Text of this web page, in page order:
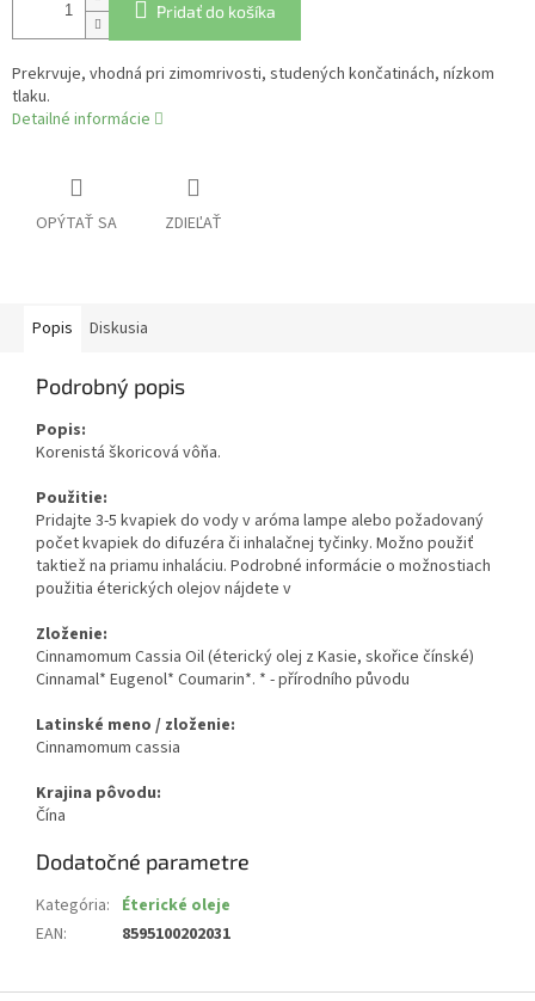
Pridať do košíka
Prekrvuje, vhodná pri zimomrivosti, studených končatinách, nízkom
tlaku.
Detailné informácie
OPÝTAŤ SA ZDIEĽAŤ
Popis Diskusia
Podrobný popis
Popis:
Korenistá škoricová vôňa.
Použitie:
Pridajte 3-5 kvapiek do vody v aróma lampe alebo požadovaný
počet kvapiek do difuzéra či inhalačnej tyčinky. Možno použiť
taktiež na priamu inhaláciu. Podrobné informácie o možnostiach
použitia éterických olejov nájdete v
Zloženie:
Cinnamomum Cassia Oil (éterický olej z Kasie, skořice čínské)
Cinnamal* Eugenol* Coumarin*. * - přírodního původu
Latinské meno / zloženie:
Cinnamomum cassia
Krajina pôvodu:
Čína
Dodatočné parametre
Kategória: Éterické oleje
EAN: 8595100202031